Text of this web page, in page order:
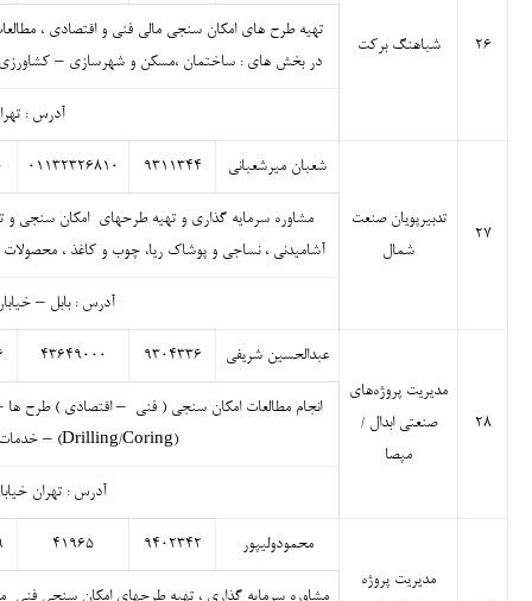
۲۶ شباهنگ برکت
تهیه طرح های امکان سنجی مالی فنی و اقتصادی ،
در بخش های : ساختمان ،مسکن و شهرسازی – کشاورزی
آدرس :
۲۷
تدبیرپویان صنعت
شمال
شعبان میرشعبانی ۹۳۱۱۳۴۴ ۰۱۱۳۲۳۲۶۸۱۰
مشاوره سرمایه گذاری و تهیه طرحهای امکان سنجی و
آشامیدنی ، نساجی و پوشاک ريا، چوب و کاغذ ،
آدرس : بابل –
۲۸
مدیریت پروژه‌های
صنعتی ابدال /
مپصا
عبدالحسین شریفی ۹۳۰۴۳۳۶ ۴۳۶۴۹۰۰۰
انجام مطالعات امکان سنجی ( فنی – اقتصادی ) طرح ها
(Drilling/Coring) – خدمات بازرسی فنی – طراحی و تامین پمپ های سانتریفوژ – انجام نظارت های فنی –
آدرس : تهران
مدیریت پروژه
محمودولیپور ۹۴۰۲۳۴۲ ۴۱۹۶۵
مشاوره سرمایه گذاری ، تهیه طرحهای امکان سنجی